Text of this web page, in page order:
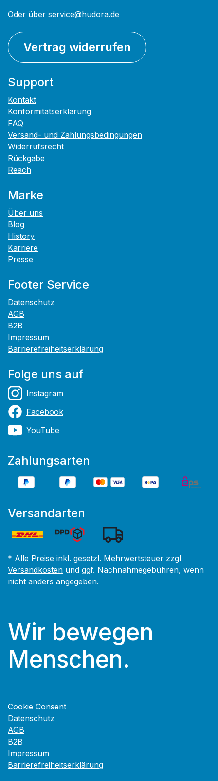
Oder über service@hudora.de
Vertrag widerrufen
Support
Kontakt
Konformitätserklärung
FAQ
Versand- und Zahlungsbedingungen
Widerrufsrecht
Rückgabe
Reach
Marke
Über uns
Blog
History
Karriere
Presse
Footer Service
Datenschutz
AGB
B2B
Impressum
Barrierefreiheitserklärung
Folge uns auf
Instagram
Facebook
YouTube
Zahlungsarten
Versandarten
* Alle Preise inkl. gesetzl. Mehrwertsteuer zzgl.
Versandkosten und ggf. Nachnahmegebühren, wenn
nicht anders angegeben.
Wir bewegen
Menschen.
Cookie Consent
Datenschutz
AGB
B2B
Impressum
Barrierefreiheitserklärung